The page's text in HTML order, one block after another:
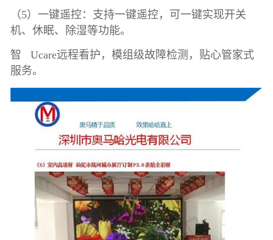
（5）一键遥控：支持一键遥控，可一键实现开关
机、休眠、除湿等功能。
智 Ucare远程看护，模组级故障检测，贴心管家式
服务。